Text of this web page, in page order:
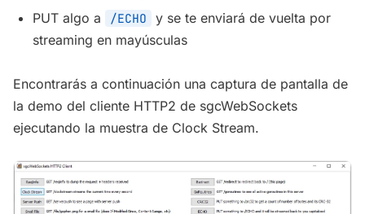
PUT algo a
/ECHO
y se te enviará de vuelta por
streaming en mayúsculas
Encontrarás a continuación una captura de pantalla de
la demo del cliente HTTP2 de sgcWebSockets
ejecutando la muestra de Clock Stream.